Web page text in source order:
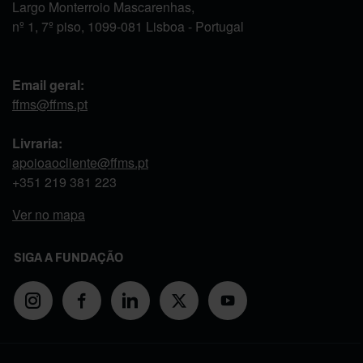
Largo Monterroio Mascarenhas,
nº 1, 7º piso, 1099-081 Lisboa - Portugal
Email geral:
ffms@ffms.pt
Livraria:
apoioaocliente@ffms.pt
+351 219 381 223
Ver no mapa
SIGA A FUNDAÇÃO